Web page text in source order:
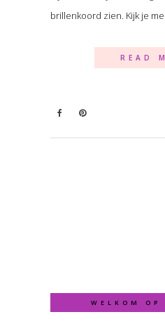
brillenkoord zien. Kijk je
READ
WELKOM